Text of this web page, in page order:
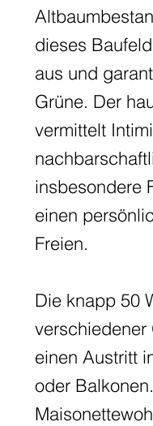
dieses
aus und
Grüne. Der
vermittelt
insbesondere
einen
Freien.
Die knapp 50
verschiedener
einen Austritt
oder Balkonen.